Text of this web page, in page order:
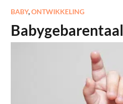
BABY,ONTWIKKELING
Babygebarentaal